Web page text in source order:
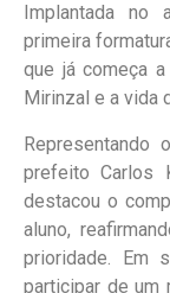
Implantada no
primeira
que já começa
Mirinzal e a vida
prefeito Carlos
destacou o
aluno,
prioridade. Em
participar de um